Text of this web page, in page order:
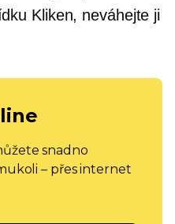
Kliken, neváhejte ji
snadno
– přes internet